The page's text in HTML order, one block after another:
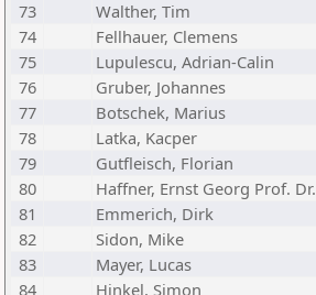
73 Walther, Tim
74
Fellhauer, Clemens
75
Lupulescu, Adrian-Calin
76
Gruber, Johannes
77
Botschek, Marius
78
Latka, Kacper
79
Gutfleisch, Florian
80
Haffner, Ernst Georg Prof. Dr.
81
Emmerich, Dirk
82
Sidon, Mike
83
Mayer, Lucas
84
Hinkel, Simon